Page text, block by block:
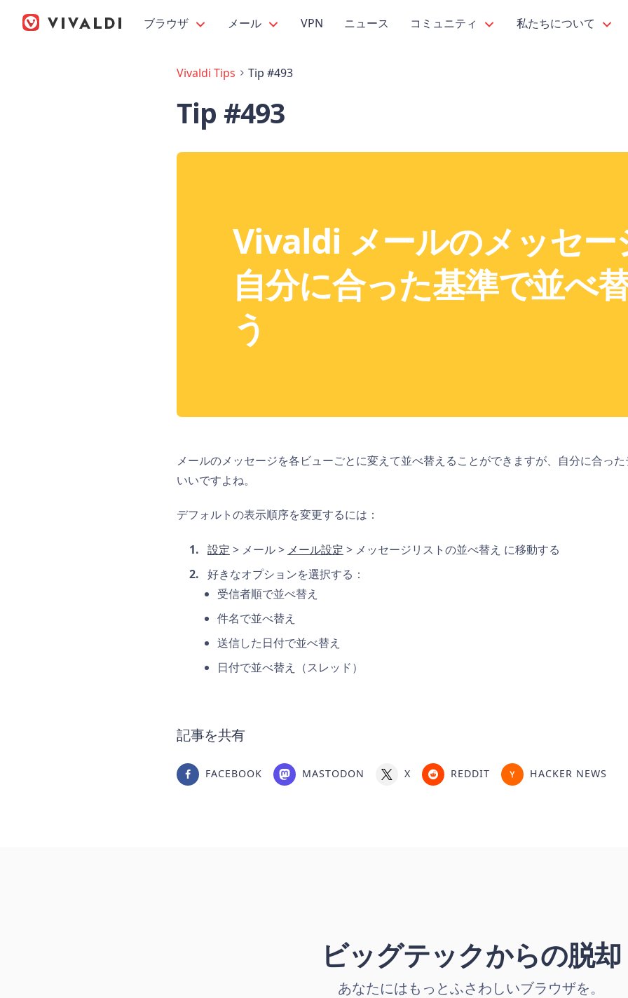
ブラウザ メール VPN ニュース コミュニティ 私たちについて
Vivaldi Tips Tip #493
Tip #493
Vivaldi メールのメッセー
自分に合った基準で並べ
う
メールのメッセージを各ビューごとに変えて並べ替えることができますが、自分に合っ
いいですよね。
デフォルトの表示順序を変更するには：
設定 > メール > メール設定 > メッセージリストの並べ替え に移動する
好きなオプションを選択する：
受信者順で並べ替え
件名で並べ替え
送信した日付で並べ替え
日付で並べ替え（スレッド）
記事を共有
FACEBOOK MASTODON X REDDIT HACKER NEWS
ビッグテックからの脱却
あなたにはもっとふさわしいブラウザを。